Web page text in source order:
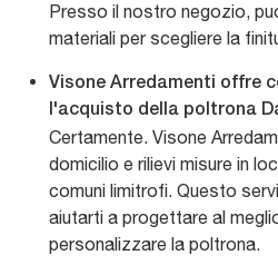
Presso il nostro negozio,
materiali per scegliere la
Visone Arredamenti offre
l'acquisto della poltrona
Certamente. Visone
domicilio e rilievi misure in
comuni limitrofi. Questo
aiutarti a progettare al
personalizzare la poltrona.